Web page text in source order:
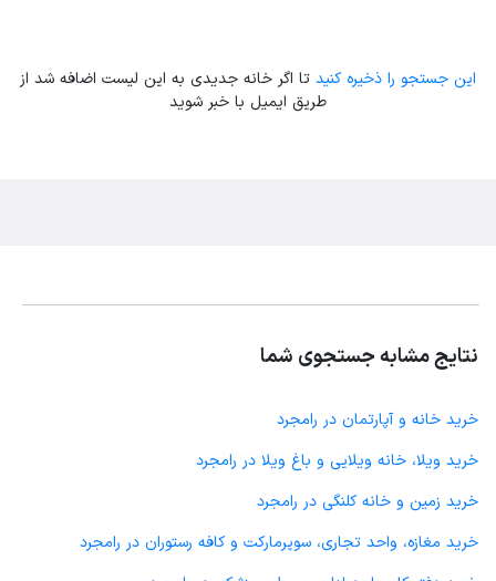
این جستجو را ذخیره کنید تا اگر خانه جدیدی به این لیست اضافه شد از
طریق ایمیل با خبر شوید
نتایج مشابه جستجوی شما
خرید خانه و آپارتمان در رامجرد
خرید ویلا، خانه ویلایی و باغ ویلا در رامجرد
خرید زمین و خانه کلنگی در رامجرد
خرید مغازه، واحد تجاری، سوپرمارکت و کافه رستوران در رامجرد